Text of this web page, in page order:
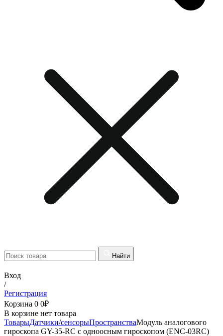
Найти
Вход
/
Регистрация
Корзина 0 0₽
В корзине нет товара
ТоварыДатчики/сенсорыПространстваМодуль аналогового
гироскопа GY-35-RC с одноосным гироскопом (ENC-03RC)